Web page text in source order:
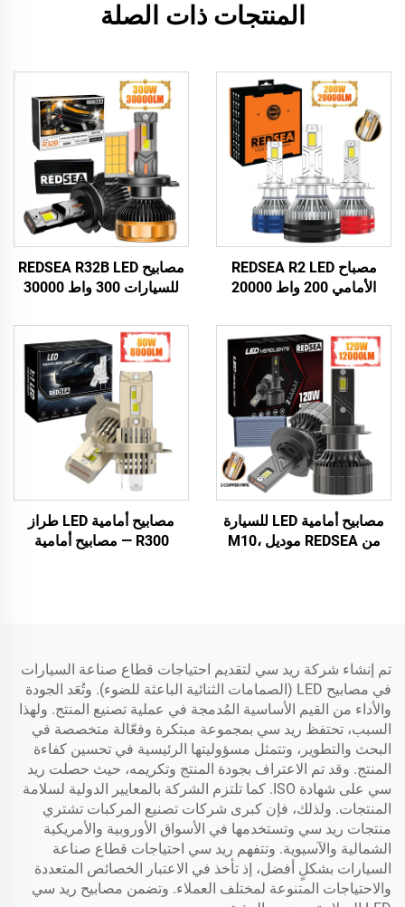
المنتجات ذات الصلة
مصباح REDSEA R2 LED
الأمامي 200 واط 20000
مصابيح REDSEA R32B LED
للسيارات 300 واط 30000
مصابيح أمامية LED للسيارة
من REDSEA موديل M10،
مصابيح أمامية LED طراز
R300 — مصابيح أمامية
تم إنشاء شركة ريد سي لتقديم احتياجات قطاع صناعة السيارات
في مصابيح LED (الصمامات الثنائية الباعثة للضوء). وتُعَد الجودة
والأداء من القيم الأساسية المُدمجة في عملية تصنيع المنتج. ولهذا
السبب، تحتفظ ريد سي بمجموعة مبتكرة وفعّالة متخصصة في
البحث والتطوير، وتتمثل مسؤوليتها الرئيسية في تحسين كفاءة
المنتج. وقد تم الاعتراف بجودة المنتج وتكريمه، حيث حصلت ريد
سي على شهادة ISO. كما تلتزم الشركة بالمعايير الدولية لسلامة
المنتجات. ولذلك، فإن كبرى شركات تصنيع المركبات تشتري
منتجات ريد سي وتستخدمها في الأسواق الأوروبية والأمريكية
الشمالية والآسيوية. وتتفهم ريد سي احتياجات قطاع صناعة
السيارات بشكلٍ أفضل، إذ تأخذ في الاعتبار الخصائص المتعددة
والاحتياجات المتنوعة لمختلف العملاء. وتضمن مصابيح ريد سي